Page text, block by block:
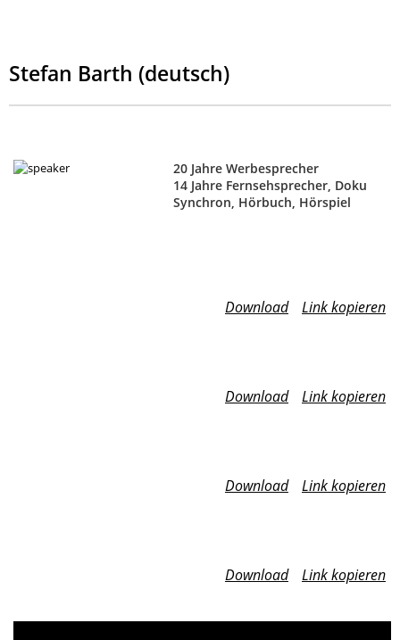
Stefan Barth (deutsch)
20 Jahre Werbesprecher
14 Jahre Fernsehsprecher, Doku
Synchron, Hörbuch, Hörspiel
Download Link kopieren
Download Link kopieren
Download Link kopieren
Download Link kopieren